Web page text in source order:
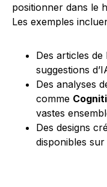
positionner dans le
Les exemples
Des articles
suggestions
Des analyses
comme
vastes
Des designs
disponibles